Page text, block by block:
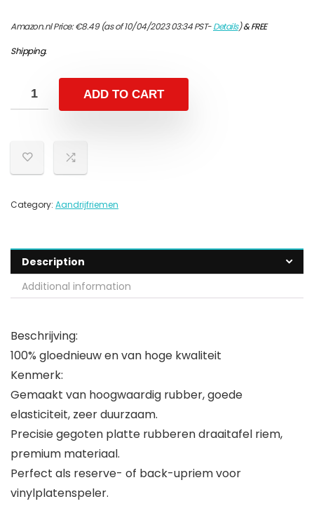
Amazon.nl Price:€8.49(as of 10/04/2023 03:34 PST-Details)&FREE
Shipping.
ADD TO CART
Category: Aandrijfriemen
Description
Additional information
Beschrijving:
100% gloednieuw en van hoge kwaliteit
Kenmerk:
Gemaakt van hoogwaardig rubber, goede
elasticiteit, zeer duurzaam.
Precisie gegoten platte rubberen draaitafel riem,
premium materiaal.
Perfect als reserve- of back-upriem voor
vinylplatenspeler.